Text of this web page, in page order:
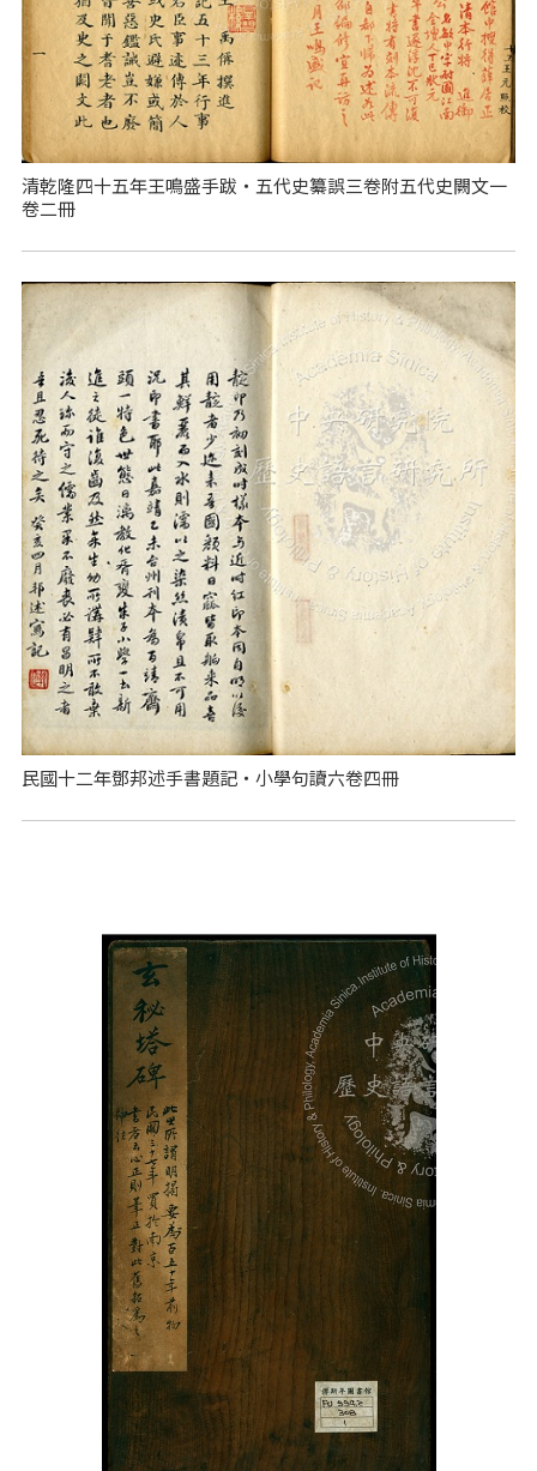
清乾隆四十五年王鳴盛手跋‧五代史纂誤三卷附五代史闕文一
卷二冊
民國十二年鄧邦述手書題記‧小學句讀六卷四冊